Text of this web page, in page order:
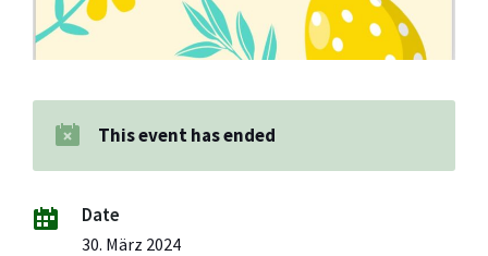
This event has ended
Date
30. März 2024